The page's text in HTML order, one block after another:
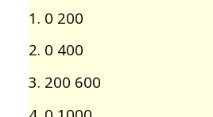
1. 0 200
2. 0 400
3. 200 600